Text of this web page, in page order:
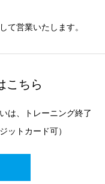
て営業いたします。
こちら
は、トレーニング終了
ットカード可）